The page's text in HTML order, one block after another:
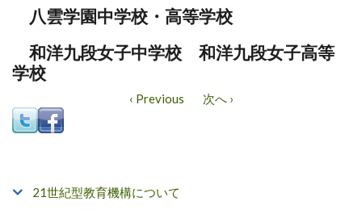
八雲学園中学校・高等学校
和洋九段女子中学校 和洋九段女子高等
学校
‹ Previous 次へ ›
21世紀型教育機構について